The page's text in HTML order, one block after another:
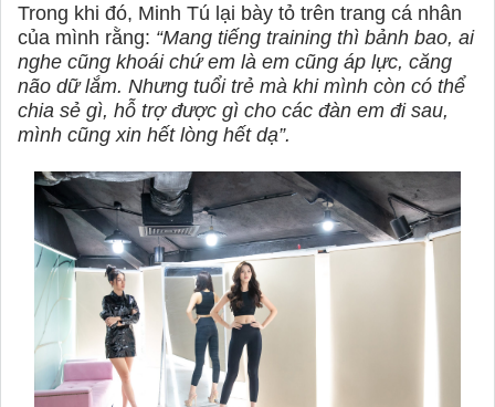
Trong khi đó, Minh Tú lại bày tỏ trên trang cá nhân
của mình rằng: “Mang tiếng training thì bảnh bao, ai
nghe cũng khoái chứ em là em cũng áp lực, căng
não dữ lắm. Nhưng tuổi trẻ mà khi mình còn có thể
chia sẻ gì, hỗ trợ được gì cho các đàn em đi sau,
mình cũng xin hết lòng hết dạ”.